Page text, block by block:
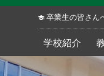
卒業生の皆さん
学校紹介